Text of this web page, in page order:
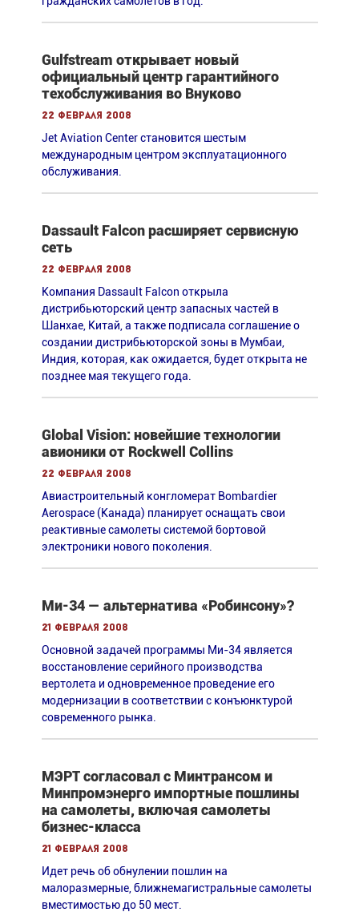
Gulfstream открывает новый
официальный центр гарантийного
техобслуживания во Внуково
22 февраля 2008
Jet Aviation Center становится шестым
международным центром эксплуатационного
обслуживания.
Dassault Falcon расширяет сервисную
сеть
22 февраля 2008
Компания Dassault Falcon открыла
дистрибьюторский центр запасных частей в
Шанхае, Китай, а также подписала соглашение о
создании дистрибьюторской зоны в Мумбаи,
Индия, которая, как ожидается, будет открыта не
позднее мая текущего года.
Global Vision: новейшие технологии
авионики от Rockwell Collins
22 февраля 2008
Авиастроительный конгломерат Bombardier
Aerospace (Канада) планирует оснащать свои
реактивные самолеты системой бортовой
электроники нового поколения.
Ми-34 — альтернатива «Робинсону»?
21 февраля 2008
Основной задачей программы Ми-34 является
восстановление серийного производства
вертолета и одновременное проведение его
модернизации в соответствии с конъюнктурой
современного рынка.
МЭРТ согласовал с Минтрансом и
Минпромэнерго импортные пошлины
на самолеты, включая самолеты
бизнес-класса
21 февраля 2008
Идет речь об обнулении пошлин на
малоразмерные, ближнемагистральные самолеты
вместимостью до 50 мест.